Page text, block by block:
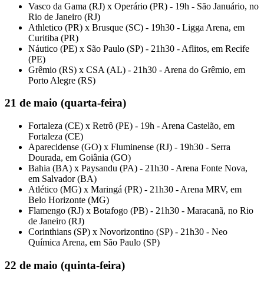
Vasco da Gama (RJ) x Operário (PR) - 19h - São Januário, no
Rio de Janeiro (RJ)
Athletico (PR) x Brusque (SC) - 19h30 - Ligga Arena, em
Curitiba (PR)
Náutico (PE) x São Paulo (SP) - 21h30 - Aflitos, em Recife
(PE)
Grêmio (RS) x CSA (AL) - 21h30 - Arena do Grêmio, em
Porto Alegre (RS)
21 de maio (quarta-feira)
Fortaleza (CE) x Retrô (PE) - 19h - Arena Castelão, em
Fortaleza (CE)
Aparecidense (GO) x Fluminense (RJ) - 19h30 - Serra
Dourada, em Goiânia (GO)
Bahia (BA) x Paysandu (PA) - 21h30 - Arena Fonte Nova,
em Salvador (BA)
Atlético (MG) x Maringá (PR) - 21h30 - Arena MRV, em
Belo Horizonte (MG)
Flamengo (RJ) x Botafogo (PB) - 21h30 - Maracanã, no Rio
de Janeiro (RJ)
Corinthians (SP) x Novorizontino (SP) - 21h30 - Neo
Química Arena, em São Paulo (SP)
22 de maio (quinta-feira)